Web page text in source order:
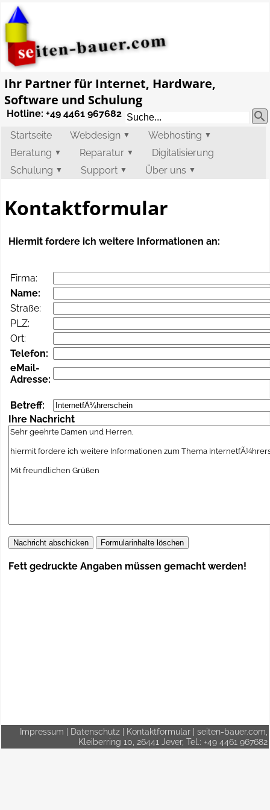
Ihr Partner fürInternet, Hardware,
Software und Schulung

Hotline: +49 4461 967682
Startseite
Webdesign ▼ Webhosting ▼
Beratung ▼ Reparatur ▼
Digitalisierung
Schulung ▼ Support ▼ Über uns ▼
Kontaktformular
Hiermit fordere ich weitere Informationen an:
Firma:
Name:
Straße:
PLZ:
Ort:
Telefon:
eMail-
Adresse:
Betreff:
Ihre Nachricht
Fett gedruckte Angaben müssen gemacht werden!
Impressum Datenschutz| Kontaktformular| seiten-bauer.com,
Kleiberring 10, 26441 Jever, Tel.: +49 4461 967682